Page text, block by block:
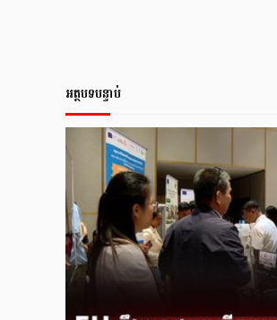
អត្ថបទបន្ទាប់